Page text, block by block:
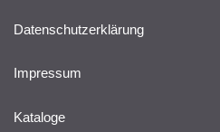
Datenschutzerklärung
Impressum
Kataloge